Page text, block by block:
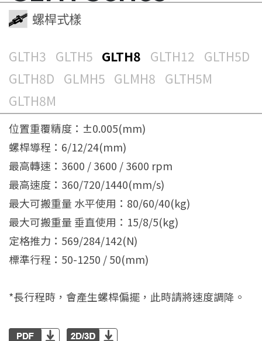
螺桿式樣
GLTH3 GLTH5 GLTH8 GLTH12 GLTH5D
GLTH8D GLMH5 GLMH8 GLTH5M
GLTH8M
位置重覆精度：±0.005(mm)
螺桿導程：6/12/24(mm)
最高轉速：3600 / 3600 / 3600 rpm
最高速度：360/720/1440(mm/s)
最大可搬重量 水平使用：80/60/40(kg)
最大可搬重量 垂直使用：15/8/5(kg)
定格推力：569/284/142(N)
標準行程：50-1250 / 50(mm)
*長行程時，會產生螺桿偏擺，此時請將速度調降。